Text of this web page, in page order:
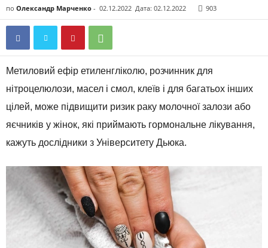
по Олександр Марченко - 02.12.2022 Дата: 02.12.2022 903
Метиловий ефір етиленгліколю, розчинник для
нітроцелюлози, масел і смол, клеїв і для багатьох інших
цілей, може підвищити ризик раку молочної залози або
яєчників у жінок, які приймають гормональне лікування,
кажуть дослідники з Університету Дьюка.